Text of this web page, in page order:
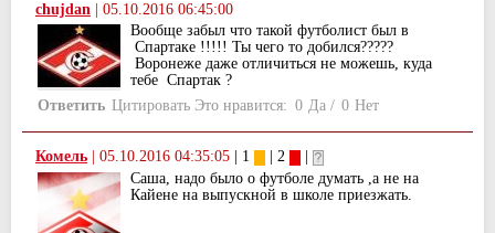
chujdan
05.10.2016 06:45:00
Вообще забыл что такой футболист был в
Спартаке !!!!! Ты чего то добился?????
Воронеже даже отличиться не можешь, куда
тебе Спартак ?
Ответить Цитировать Это нравится: 0 Да / 0 Нет
Комель 05.10.2016 04:35:05 | 1 | 2
Саша, надо было о футболе думать ,а не на
Кайене на выпускной в школе приезжать.